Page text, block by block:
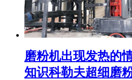
磨粉机出现发热的
知识科勒夫超细磨